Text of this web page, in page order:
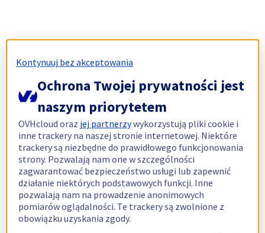
Kontynuuj bez akceptowania
Ochrona Twojej prywatności jest
naszym priorytetem
OVHcloud oraz jej partnerzywykorzystują pliki cookie i
inne trackery na naszej stronie internetowej. Niektóre
trackery są niezbędne do prawidłowego funkcjonowania
strony. Pozwalają nam one w szczególności
zagwarantować bezpieczeństwo usługi lub zapewnić
działanie niektórych podstawowych funkcji. Inne
pozwalają nam na prowadzenie anonimowych
pomiarów oglądalności. Te trackery są zwolnione z
obowiązku uzyskania zgody.